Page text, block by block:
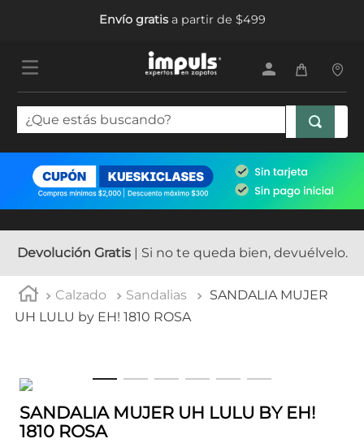
Envío gratisa partir de $499
¿Que estás buscando?
Devolución Gratis| Si no te queda bien, devuélvelo.
Calzado Sandalias
SANDALIA MUJER
UH LULU by EH! 1810 ROSA
SANDALIA MUJER UH LULU BY EH!
1810 ROSA
TÉRMINOS MÁS BUSCADOS
.
tenis mujer
tenis hombre
5. tenis niña